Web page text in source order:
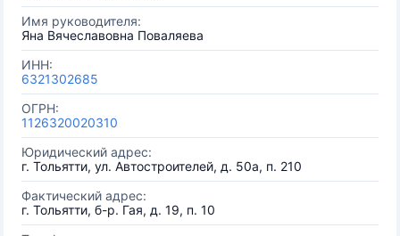
Имя руководителя:
Яна Вячеславовна Поваляева
ИНН:
6321302685
ОГРН:
1126320020310
Юридический адрес:
г. Тольятти, ул. Автостроителей, д. 50а, п. 210
Фактический адрес:
г. Тольятти, б-р. Гая, д. 19, п. 10